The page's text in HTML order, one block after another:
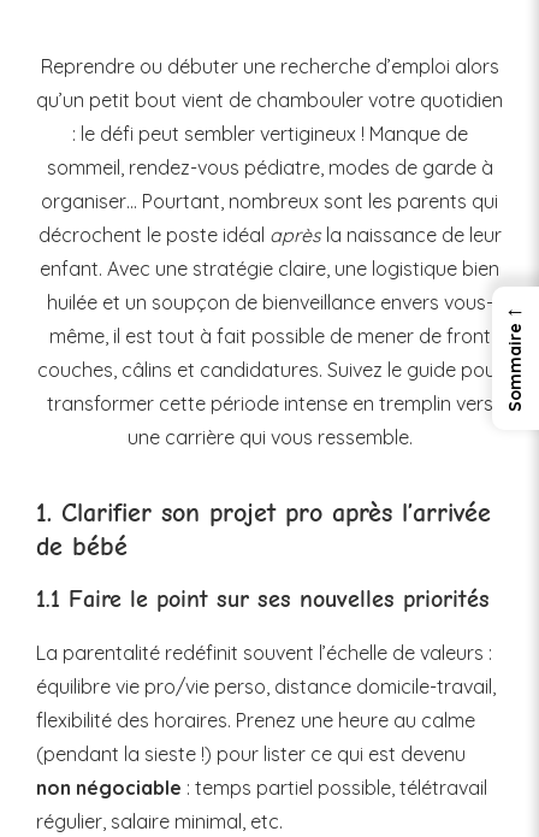
Reprendre ou débuter une recherche d’emploi alors
qu’un petit bout vient de chambouler votre quotidien
: le défi peut sembler vertigineux ! Manque de
sommeil, rendez-vous pédiatre, modes de garde à
organiser… Pourtant, nombreux sont les parents qui
décrochent le poste idéal aprèsla naissance de leur
enfant. Avec une stratégie claire, une logistique bien
huilée et un soupçon de bienveillance envers vous-
même, il est tout à fait possible de mener de front
couches, câlins et candidatures. Suivez le guide pour
transformer cette période intense en tremplin vers
une carrière qui vous ressemble.
1. Clarifier son projet pro après l’arrivée
de bébé
1.1 Faire le point sur ses nouvelles priorités
La parentalité redéfinit souvent l’échelle de valeurs :
équilibre vie pro/vie perso, distance domicile-travail,
flexibilité des horaires. Prenez une heure au calme
(pendant la sieste !) pour lister ce qui est devenu
non négociable : temps partiel possible, télétravail
régulier, salaire minimal, etc.
←